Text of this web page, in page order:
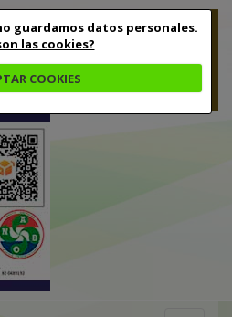
guardamos datos personales.
las cookies?
COOKIES